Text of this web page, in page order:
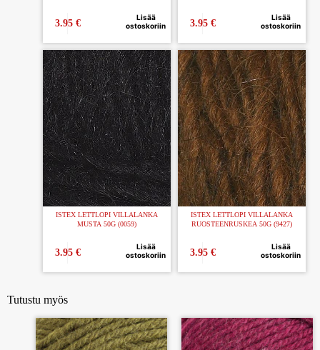
3.95 €
Lisää
ostoskoriin
3.95 €
Lisää
ostoskoriin
ISTEX LETTLOPI VILLALANKA
MUSTA 50G (0059)
3.95 €
Lisää
ostoskoriin
ISTEX LETTLOPI VILLALANKA
RUOSTEENRUSKEA 50G (9427)
3.95 €
Lisää
ostoskoriin
Tutustu myös